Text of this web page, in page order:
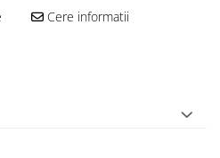
Cere informatii